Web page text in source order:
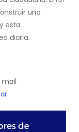
una
esta
diaria.
mail